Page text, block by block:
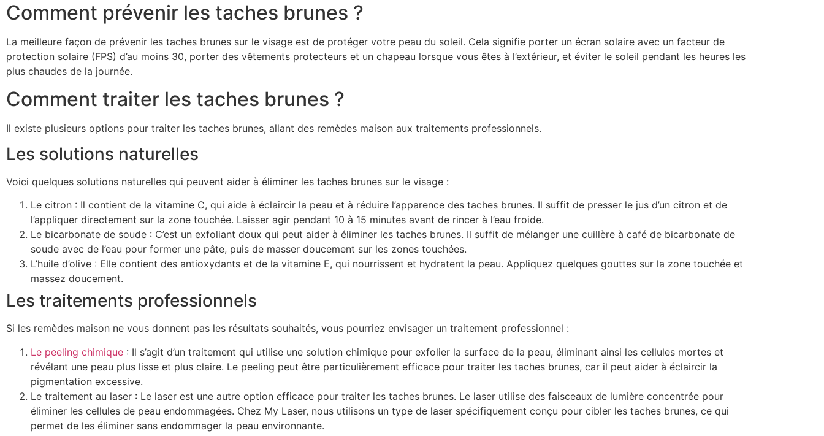
Comment prévenir les taches brunes ?
La meilleure façon de prévenir les taches brunes sur le visage est de protéger votre peau du soleil. Cela signifie porter un écran solaire avec un facteur de
protection solaire (FPS) d’au moins 30, porter des vêtements protecteurs et un chapeau lorsque vous êtes à l’extérieur, et éviter le soleil pendant les heures les
plus chaudes de la journée.
Comment traiter les taches brunes ?
Il existe plusieurs options pour traiter les taches brunes, allant des remèdes maison aux traitements professionnels.
Les solutions naturelles
Voici quelques solutions naturelles qui peuvent aider à éliminer les taches brunes sur le visage :
Le citron : Il contient de la vitamine C, qui aide à éclaircir la peau et à réduire l’apparence des taches brunes. Il suffit de presser le jus d’un citron et de
l’appliquer directement sur la zone touchée. Laisser agir pendant 10 à 15 minutes avant de rincer à l’eau froide.
Le bicarbonate de soude : C’est un exfoliant doux qui peut aider à éliminer les taches brunes. Il suffit de mélanger une cuillère à café de bicarbonate de
soude avec de l’eau pour former une pâte, puis de masser doucement sur les zones touchées.
L’huile d’olive : Elle contient des antioxydants et de la vitamine E, qui nourrissent et hydratent la peau. Appliquez quelques gouttes sur la zone touchée et
massez doucement.
Les traitements professionnels
Si les remèdes maison ne vous donnent pas les résultats souhaités, vous pourriez envisager un traitement professionnel :
Le peeling chimique : Il s’agit d’un traitement qui utilise une solution chimique pour exfolier la surface de la peau, éliminant ainsi les cellules mortes et
révélant une peau plus lisse et plus claire. Le peeling peut être particulièrement efficace pour traiter les taches brunes, car il peut aider à éclaircir la
pigmentation excessive.
Le traitement au laser : Le laser est une autre option efficace pour traiter les taches brunes. Le laser utilise des faisceaux de lumière concentrée pour
éliminer les cellules de peau endommagées. Chez My Laser, nous utilisons un type de laser spécifiquement conçu pour cibler les taches brunes, ce qui
permet de les éliminer sans endommager la peau environnante.